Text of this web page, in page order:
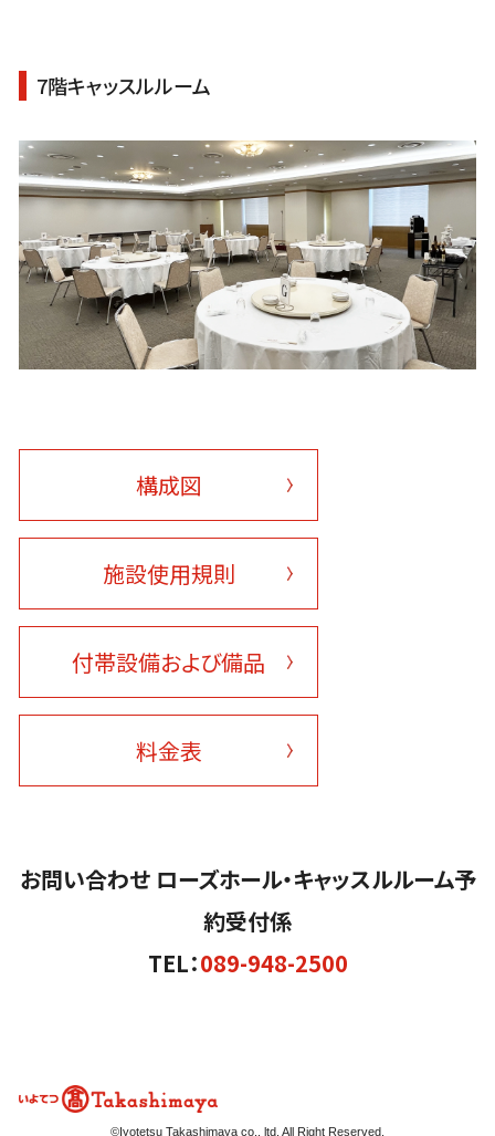
7階キャッスルルーム
構成図
施設使用規則
付帯設備および備品
料金表
お問い合わせ ローズホール・キャッスルルーム予
約受付係
TEL：089-948-2500
©Iyotetsu Takashimaya co., ltd. All Right Reserved.